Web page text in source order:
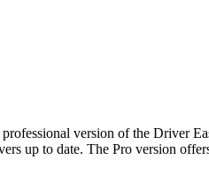
professional version of the Driver
up to date. The Pro version